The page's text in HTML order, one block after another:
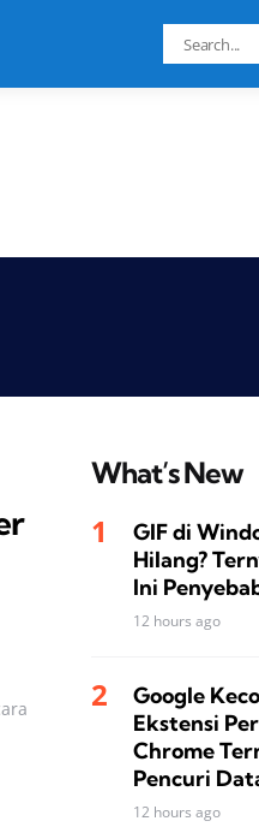
Search
for:
What’s New
GIF di
Hilang?
Ini
12 hours ago
Google
Ekstensi
Chrome
Pencuri
12 hours ago